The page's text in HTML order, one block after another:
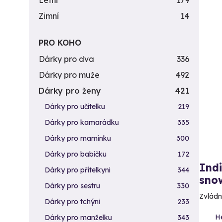
Zimní
14
PRO KOHO
Dárky pro dva
336
Dárky pro muže
492
Dárky pro ženy
421
Dárky pro učitelku
219
Dárky pro kamarádku
335
Dárky pro maminku
300
Dárky pro babičku
172
Dárky pro přítelkyni
344
Dárky pro sestru
330
Dárky pro tchýni
233
Dárky pro manželku
343